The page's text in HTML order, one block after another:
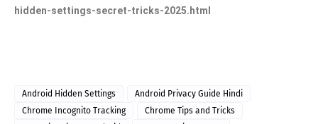
hidden-settings-secret-tricks-2025.html
Android Hidden Settings
Android Privacy Guide Hindi
Chrome Incognito Tracking
Chrome Tips and Tricks